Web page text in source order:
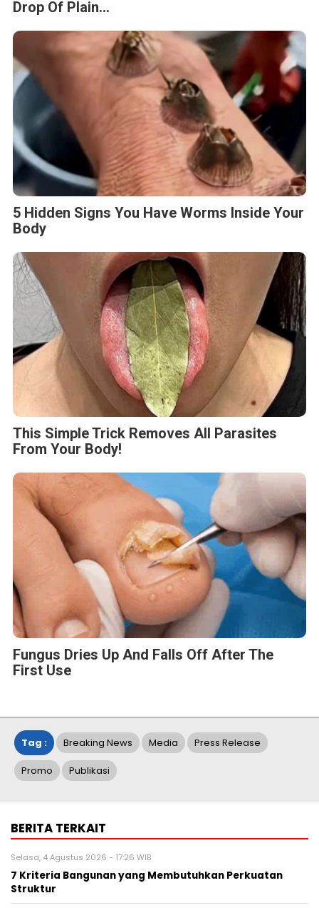
Drop Of Plain...
5 Hidden Signs You Have Worms Inside Your
Body
This Simple Trick Removes All Parasites
From Your Body!
Fungus Dries Up And Falls Off After The
First Use
Tag : Breaking News Media Press Release
Promo Publikasi
BERITA TERKAIT
Selasa, 4 Agustus 2026 - 17:26 WIB
7 Kriteria Bangunan yang Membutuhkan Perkuatan
Struktur